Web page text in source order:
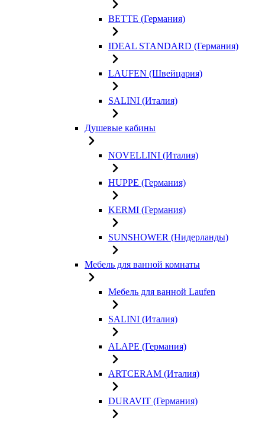
BETTE (Германия)
IDEAL STANDARD (Германия)
LAUFEN (Швейцария)
SALINI (Италия)
Душевые кабины
NOVELLINI (Италия)
HUPPE (Германия)
KERMI (Германия)
SUNSHOWER (Нидерланды)
Мебель для ванной комнаты
Мебель для ванной Laufen
SALINI (Италия)
ALAPE (Германия)
ARTCERAM (Италия)
DURAVIT (Германия)